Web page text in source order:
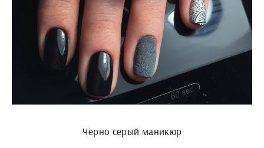
Черно серый маникюр